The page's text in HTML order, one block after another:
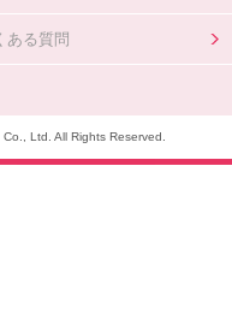
ある質問
Ltd. All Rights Reserved.